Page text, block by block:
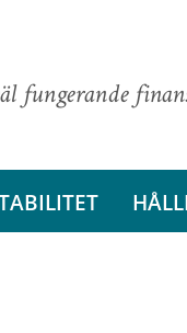
fungerande